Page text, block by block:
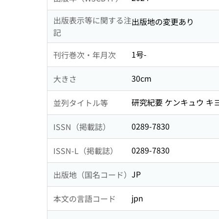
出版表示等に関する注
記
出版地の変更あり
刊行巻次・年月次 1号-
大きさ 30cm
並列タイトル等 研究紀要 ケンキュウ キ
ISSN（掲載誌） 0289-7830
ISSN-L（掲載誌） 0289-7830
出版地（国名コード） JP
本文の言語コード jpn